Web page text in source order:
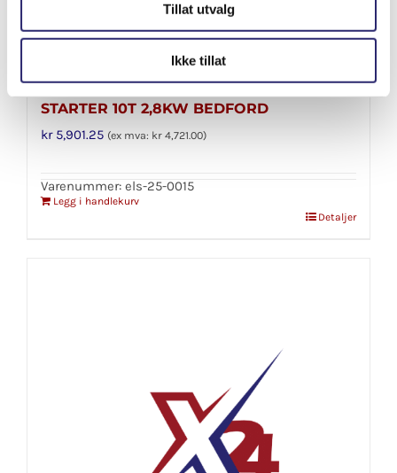
Tillat utvalg
Ikke tillat
STARTER 10T 2,8KW BEDFORD
kr5,901.25 (ex mva: kr 4,721.00)
Varenummer: els-25-0015
Legg i handlekurv
Detaljer